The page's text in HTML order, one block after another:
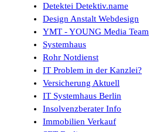
Detektei Detektiv.name
Design Anstalt Webdesign
YMT - YOUNG Media Team
Systemhaus
Rohr Notdienst
IT Problem in der Kanzlei?
Versicherung Aktuell
IT Systemhaus Berlin
Insolvenzberater Info
Immobilien Verkauf